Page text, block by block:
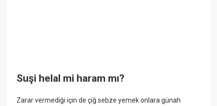
Suşi helal mi haram mı?
Zarar vermediği için de çiğ sebze yemek onlara günah